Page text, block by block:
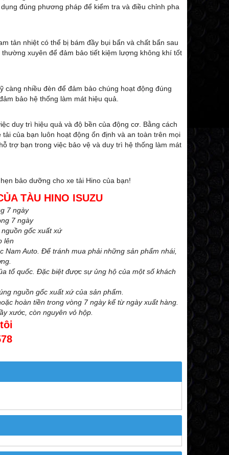
đúng phương pháp để kiểm tra và điều chỉnh pha
tản nhiệt có thể bị bám đầy bụi bẩn và chất bẩn sau
xuyên để đảm bảo tiết kiệm lượng không khí tốt
càng nhiều đèn để đảm bảo chúng hoạt động đúng
bảo hệ thống làm mát hiệu quả.
duy trì hiệu quả và độ bền của động cơ. Bằng cách
của bạn luôn hoạt động ổn định và an toàn trên mọi
trợ bạn trong việc bảo vệ và duy trì hệ thống làm mát
bảo dưỡng cho xe tải Hino của bạn!
TÀU HINO ISUZU
7 ngày
7 ngày
gốc xuất xứ
lên
Auto. Để tránh mua phải những sản phẩm nhái,
tổ quốc. Đặc biệt được sự ủng hộ của một số khách
nguồn gốc xuất xứ của sản phẩm.
hoàn tiền trong vòng 7 ngày kể từ ngày xuất hàng.
xước, còn nguyên vỏ hộp.